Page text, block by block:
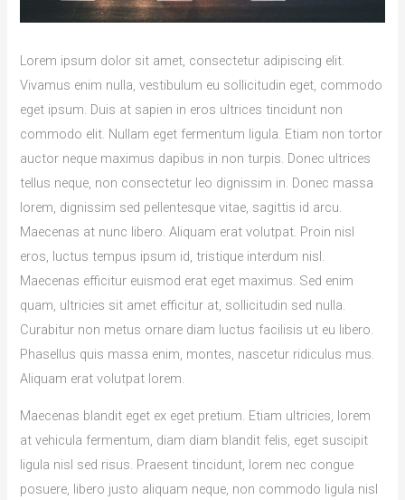
Lorem ipsum dolor sit amet, consectetur adipiscing elit.
Vivamus enim nulla, vestibulum eu sollicitudin eget, commodo
eget ipsum. Duis at sapien in eros ultrices tincidunt non
commodo elit. Nullam eget fermentum ligula. Etiam non tortor
auctor neque maximus dapibus in non turpis. Donec ultrices
tellus neque, non consectetur leo dignissim in. Donec massa
lorem, dignissim sed pellentesque vitae, sagittis id arcu.
Maecenas at nunc libero. Aliquam erat volutpat. Proin nisl
eros, luctus tempus ipsum id, tristique interdum nisl.
Maecenas efficitur euismod erat eget maximus. Sed enim
quam, ultricies sit amet efficitur at, sollicitudin sed nulla.
Curabitur non metus ornare diam luctus facilisis ut eu libero.
Phasellus quis massa enim, montes, nascetur ridiculus mus.
Aliquam erat volutpat lorem.
Maecenas blandit eget ex eget pretium. Etiam ultricies, lorem
at vehicula fermentum, diam diam blandit felis, eget suscipit
ligula nisl sed risus. Praesent tincidunt, lorem nec congue
posuere, libero justo aliquam neque, non commodo ligula nisl